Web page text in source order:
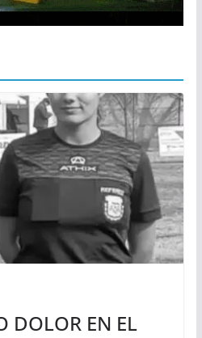
DOLOR EN EL